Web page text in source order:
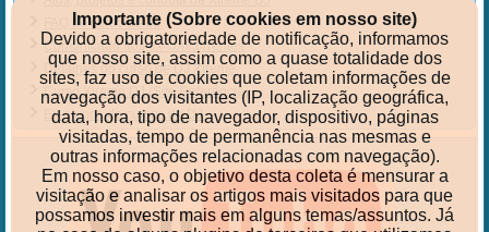
FAQ do curso de DJ
Comunicado aos ex-concorrentes
Detalhes do curso de DJ Xtreme
Curso Xtreme DJ (Site Referência)
Ex-alunos do cursos de DJ
Importante (Sobre cookies em nosso site)
Devido a obrigatoriedade de notificação, informamos
que nosso site, assim como a quase totalidade dos
sites, faz uso de cookies que coletam informações de
navegação dos visitantes (IP, localização geográfica,
data, hora, tipo de navegador, dispositivo, páginas
visitadas, tempo de permanência nas mesmas e
outras informações relacionadas com navegação).
Em nosso caso, o objetivo desta coleta é mensurar a
visitação e analisar os artigos mais visitados para que
possamos investir mais em alguns temas/assuntos. Já